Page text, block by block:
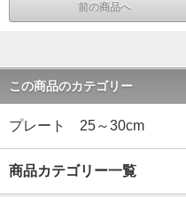
前の商品へ
この商品のカテゴリー
プレート 25～30cm
商品カテゴリー一覧